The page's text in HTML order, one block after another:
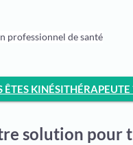
professionnel de santé
ÊTES KINÉSITHÉRAPEUTE
solution pour